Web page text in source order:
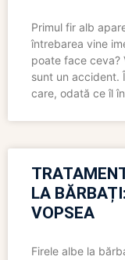
Primul fir alb
întrebarea vine
poate face ceva?
sunt un accident.
care, odată ce îl
LA
VOPSEA
Firele albe la